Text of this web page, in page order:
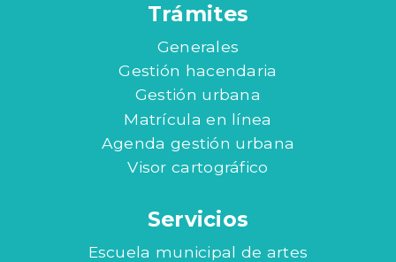
Trámites
Generales
Gestión hacendaria
Gestión urbana
Matrícula en línea
Agenda gestión urbana
Visor cartográfico
Servicios
Escuela municipal de artes